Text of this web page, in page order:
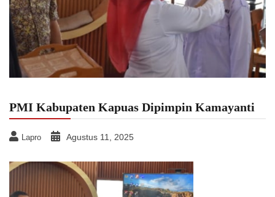
PMI Kabupaten Kapuas Dipimpin Kamayanti
Lapro Agustus 11, 2025